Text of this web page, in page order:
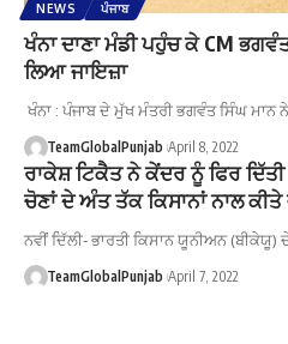
NEWS ਪੰਜਾਬ
ਖੰਨਾ ਦਾਣਾ ਮੰਡੀ ਪਹੁੰਚ ਕੇ CM
ਲਿਆ ਜਾਇਜ਼ਾ
ਖੰਨਾ : ਪੰਜਾਬ ਦੇ ਮੁੱਖ ਮੰਤਰੀ ਭਗਵੰਤ ਸਿੰਘ ਮਾਨ
TeamGlobalPunjab April 8, 2022
ਰਾਕੇਸ਼ ਟਿਕੈਤ ਨੇ ਕੇਂਦਰ ਨੂੰ ਫਿਰ
ਚੋਣਾਂ ਦੇ ਅੰਤ ਤੱਕ ਕਿਸਾਨਾਂ ਨਾਲ
ਨਵੀਂ ਦਿੱਲੀ- ਭਾਰਤੀ ਕਿਸਾਨ ਯੂਨੀਅਨ
TeamGlobalPunjab April 7, 2022